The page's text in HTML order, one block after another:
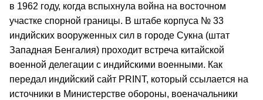
в 1962 году, когда вспыхнула война на восточном
участке спорной границы. В штабе корпуса № 33
индийских вооруженных сил в городе Сукна (штат
Западная Бенгалия) проходит встреча китайской
военной делегации с индийскими военными. Как
передал индийский сайт PRINT, который ссылается на
источники в Министерстве обороны, военачальники